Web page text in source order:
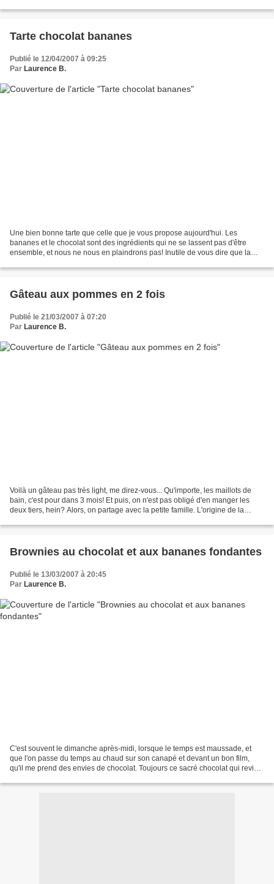
Tarte chocolat bananes
Publié le 12/04/2007 à 09:25
Par Laurence B.
Une bien bonne tarte que celle que je vous propose aujourd'hui. Les
bananes et le chocolat sont des ingrédients qui ne se lassent pas d'être
ensemble, et nous ne nous en plaindrons pas! Inutile de vous dire que la
Gâteau aux pommes en 2 fois
Publié le 21/03/2007 à 07:20
Par Laurence B.
Voilà un gâteau pas très light, me direz-vous... Qu'importe, les maillots de
bain, c'est pour dans 3 mois! Et puis, on n'est pas obligé d'en manger les
deux tiers, hein? Alors, on partage avec la petite famille. L'origine de la
Brownies au chocolat et aux bananes fondantes
Publié le 13/03/2007 à 20:45
Par Laurence B.
C'est souvent le dimanche après-midi, lorsque le temps est maussade, et
que l'on passe du temps au chaud sur son canapé et devant un bon film,
qu'il me prend des envies de chocolat. Toujours ce sacré chocolat qui revient